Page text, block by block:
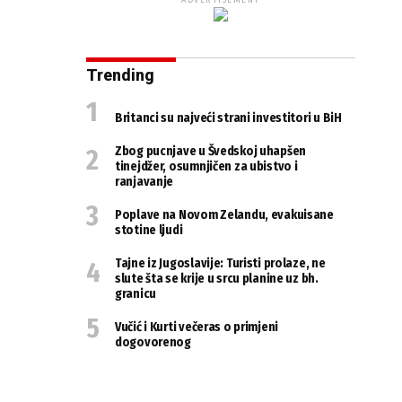
Trending
Britanci su najveći strani investitori u BiH
Zbog pucnjave u Švedskoj uhapšen
tinejdžer, osumnjičen za ubistvo i
ranjavanje
Poplave na Novom Zelandu, evakuisane
stotine ljudi
Tajne iz Jugoslavije: Turisti prolaze, ne
slute šta se krije u srcu planine uz bh.
granicu
Vučić i Kurti večeras o primjeni
dogovorenog